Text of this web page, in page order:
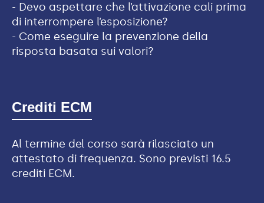
- Devo aspettare che l’attivazione cali prima
di interrompere l’esposizione?
- Come eseguire la prevenzione della
risposta basata sui valori?
Crediti ECM
Al termine del corso sarà rilasciato un
attestato di frequenza. Sono previsti 16.5
crediti ECM.